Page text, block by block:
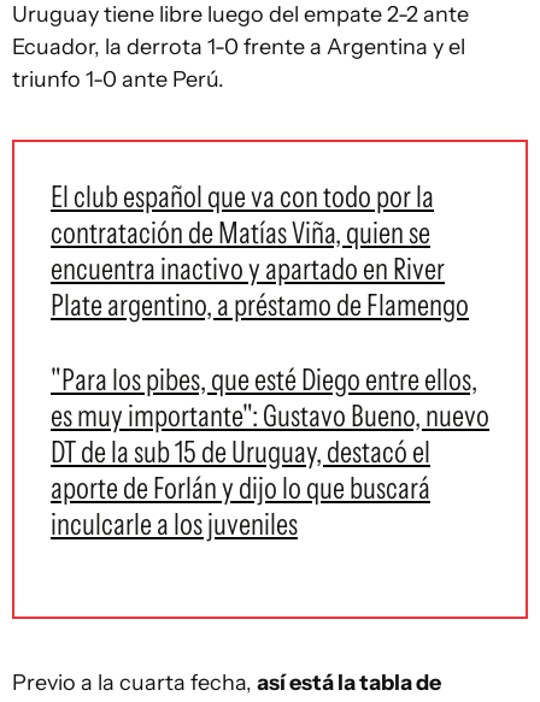
Uruguay tiene libre luego del empate 2-2 ante
Ecuador, la derrota 1-0 frente a Argentina y el
triunfo 1-0 ante Perú.
El club español que va con todo por la
contratación de Matías Viña, quien se
encuentra inactivo y apartado en River
Plate argentino, a préstamo de Flamengo
"Para los pibes, que esté Diego entre ellos,
es muy importante": Gustavo Bueno, nuevo
DT de la sub 15 de Uruguay, destacó el
aporte de Forlán y dijo lo que buscará
inculcarle a los juveniles
Previo a la cuarta fecha, así está la tabla de